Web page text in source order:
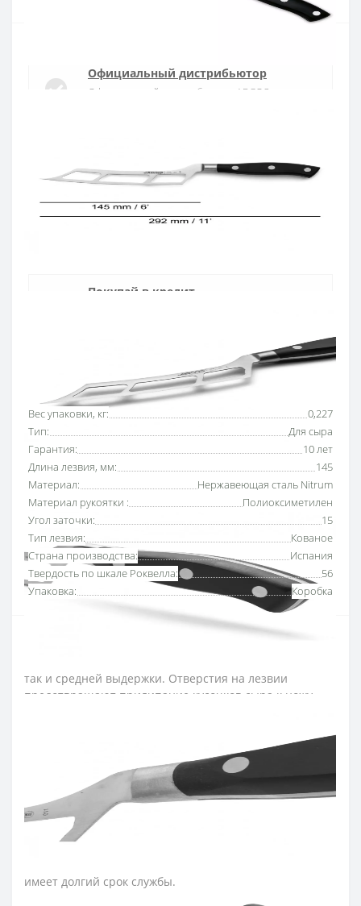
Основные характеристики Все характеристики
Вес упаковки, кг:
0,227
Тип:
Для сыра
Гарантия:
10 лет
Длина лезвия, мм:
145
Материал:
Нержавеющая сталь Nitrum
Материал рукоятки :
Полиоксиметилен
Угол заточки:
15
Тип лезвия:
Кованое
Страна производства:
Испания
Твердость по шкале Роквелла:
56
Упаковка:
Коробка
Официальный дистрибьютор
Официальный дистрибьютор ARCOS в
Доставка в течении 1-3 дней по Украине
Гарантия качества
Покупай в кредит
так и средней выдержки. Отверстия на лезвии
предотвращают прилипание кусочков сыра к ножу.
как профессионального повара, так и домашнего
Лезвие ножа для сыра изготовили из эксклюзивной
нержавеющей стали NITRUM, которая имеет
сверхвысокую режущую способность, повышенную
имеет долгий срок службы.